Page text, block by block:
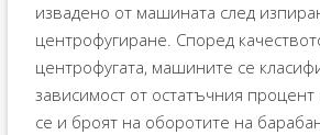
извадено от машината след
центрофугиране. Според
центрофугата, машините се
зависимост от остатъчния процент
се и броят на оборотите на